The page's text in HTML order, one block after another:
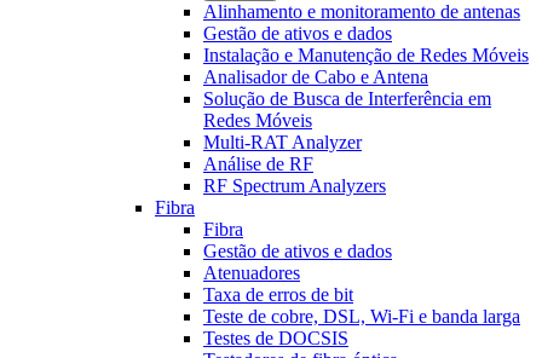
Alinhamento e monitoramento de antenas
Gestão de ativos e dados
Instalação e Manutenção de Redes Móveis
Analisador de Cabo e Antena
Solução de Busca de Interferência em
Redes Móveis
Multi-RAT Analyzer
Análise de RF
RF Spectrum Analyzers
Fibra
Fibra
Gestão de ativos e dados
Atenuadores
Taxa de erros de bit
Teste de cobre, DSL, Wi-Fi e banda larga
Testes de DOCSIS